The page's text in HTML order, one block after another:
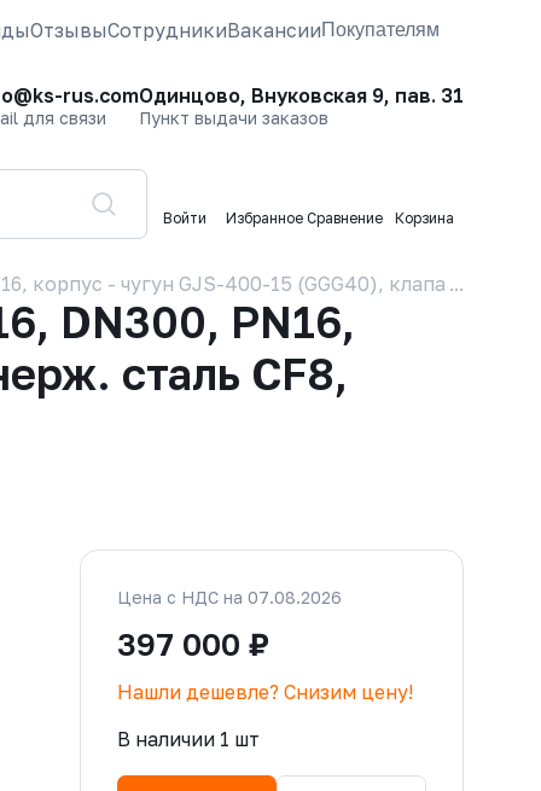
ОтзывыСотрудникиВакансииПокупателям
rus.com
для связи
Одинцово, Внуковская 9, пав. 31
Пункт выдачи заказов
Войти Избранное Сравнение Корзина
корпус - чугун GJS-400-15 (GGG40), клапан - нерж.
DN300, PN16,
сталь CF8,
Цена с НДС на 07.08.2026
397 000 ₽
Нашли дешевле? Снизим цену!
В наличии 1 шт